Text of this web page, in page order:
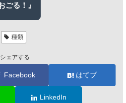
種類
シェアする
Facebook はてブ
LinkedIn